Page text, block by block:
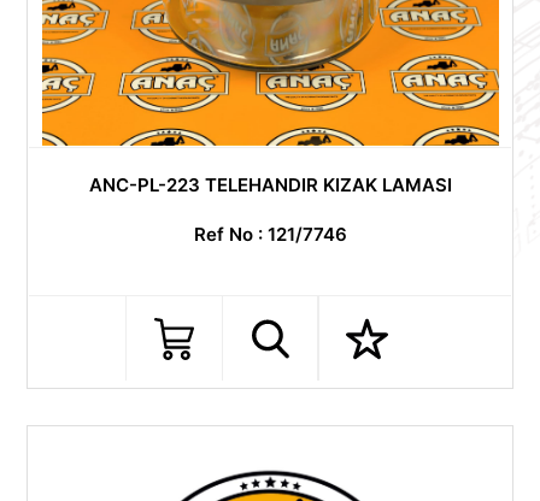
ANC-PL-223 TELEHANDIR KIZAK LAMASI
Ref No : 121/7746